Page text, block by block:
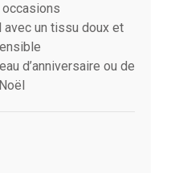
avec un tissu doux et
d’anniversaire ou de
Noël